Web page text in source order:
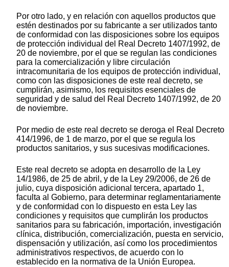
Por otro lado, y en relación con aquellos productos que
estén destinados por su fabricante a ser utilizados tanto
de conformidad con las disposiciones sobre los equipos
de protección individual del Real Decreto 1407/1992, de
20 de noviembre, por el que se regulan las condiciones
para la comercialización y libre circulación
intracomunitaria de los equipos de protección individual,
como con las disposiciones de este real decreto, se
cumplirán, asimismo, los requisitos esenciales de
seguridad y de salud del Real Decreto 1407/1992, de 20
de noviembre.
Por medio de este real decreto se deroga el Real Decreto
414/1996, de 1 de marzo, por el que se regula los
productos sanitarios, y sus sucesivas modificaciones.
Este real decreto se adopta en desarrollo de la Ley
14/1986, de 25 de abril, y de la Ley 29/2006, de 26 de
julio, cuya disposición adicional tercera, apartado 1,
faculta al Gobierno, para determinar reglamentariamente
y de conformidad con lo dispuesto en esta Ley las
condiciones y requisitos que cumplirán los productos
sanitarios para su fabricación, importación, investigación
clínica, distribución, comercialización, puesta en servicio,
dispensación y utilización, así como los procedimientos
administrativos respectivos, de acuerdo con lo
establecido en la normativa de la Unión Europea.